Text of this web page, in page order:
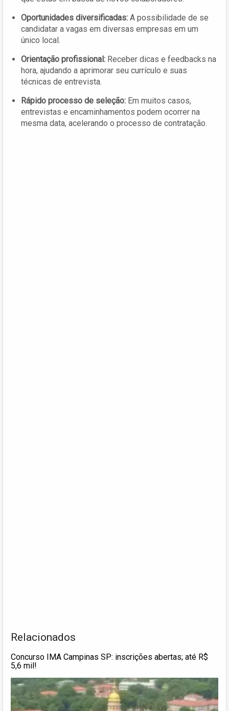
Oportunidades diversificadas: A possibilidade de se
candidatar a vagas em diversas empresas em um
único local.
Orientação profissional: Receber dicas e feedbacks na
hora, ajudando a aprimorar seu currículo e suas
técnicas de entrevista.
Rápido processo de seleção: Em muitos casos,
entrevistas e encaminhamentos podem ocorrer na
mesma data, acelerando o processo de contratação.
Relacionados
Concurso IMA Campinas SP: inscrições abertas; até R$
5,6 mil!